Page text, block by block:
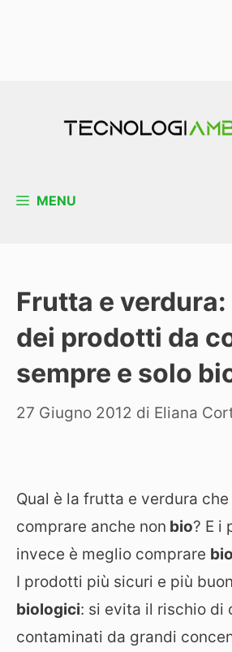
MENU
Frutta e
dei prodotti da
sempre e solo
27 Giugno 2012 di Eliana
Qual è la frutta e verdura
comprare anche non bio? E i
invece è meglio comprare bio
I prodotti più sicuri e più
biologici: si evita il rischio di
contaminati da grandi